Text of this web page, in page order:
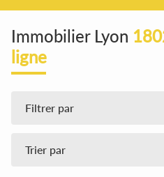
Immobilier Lyon
ligne